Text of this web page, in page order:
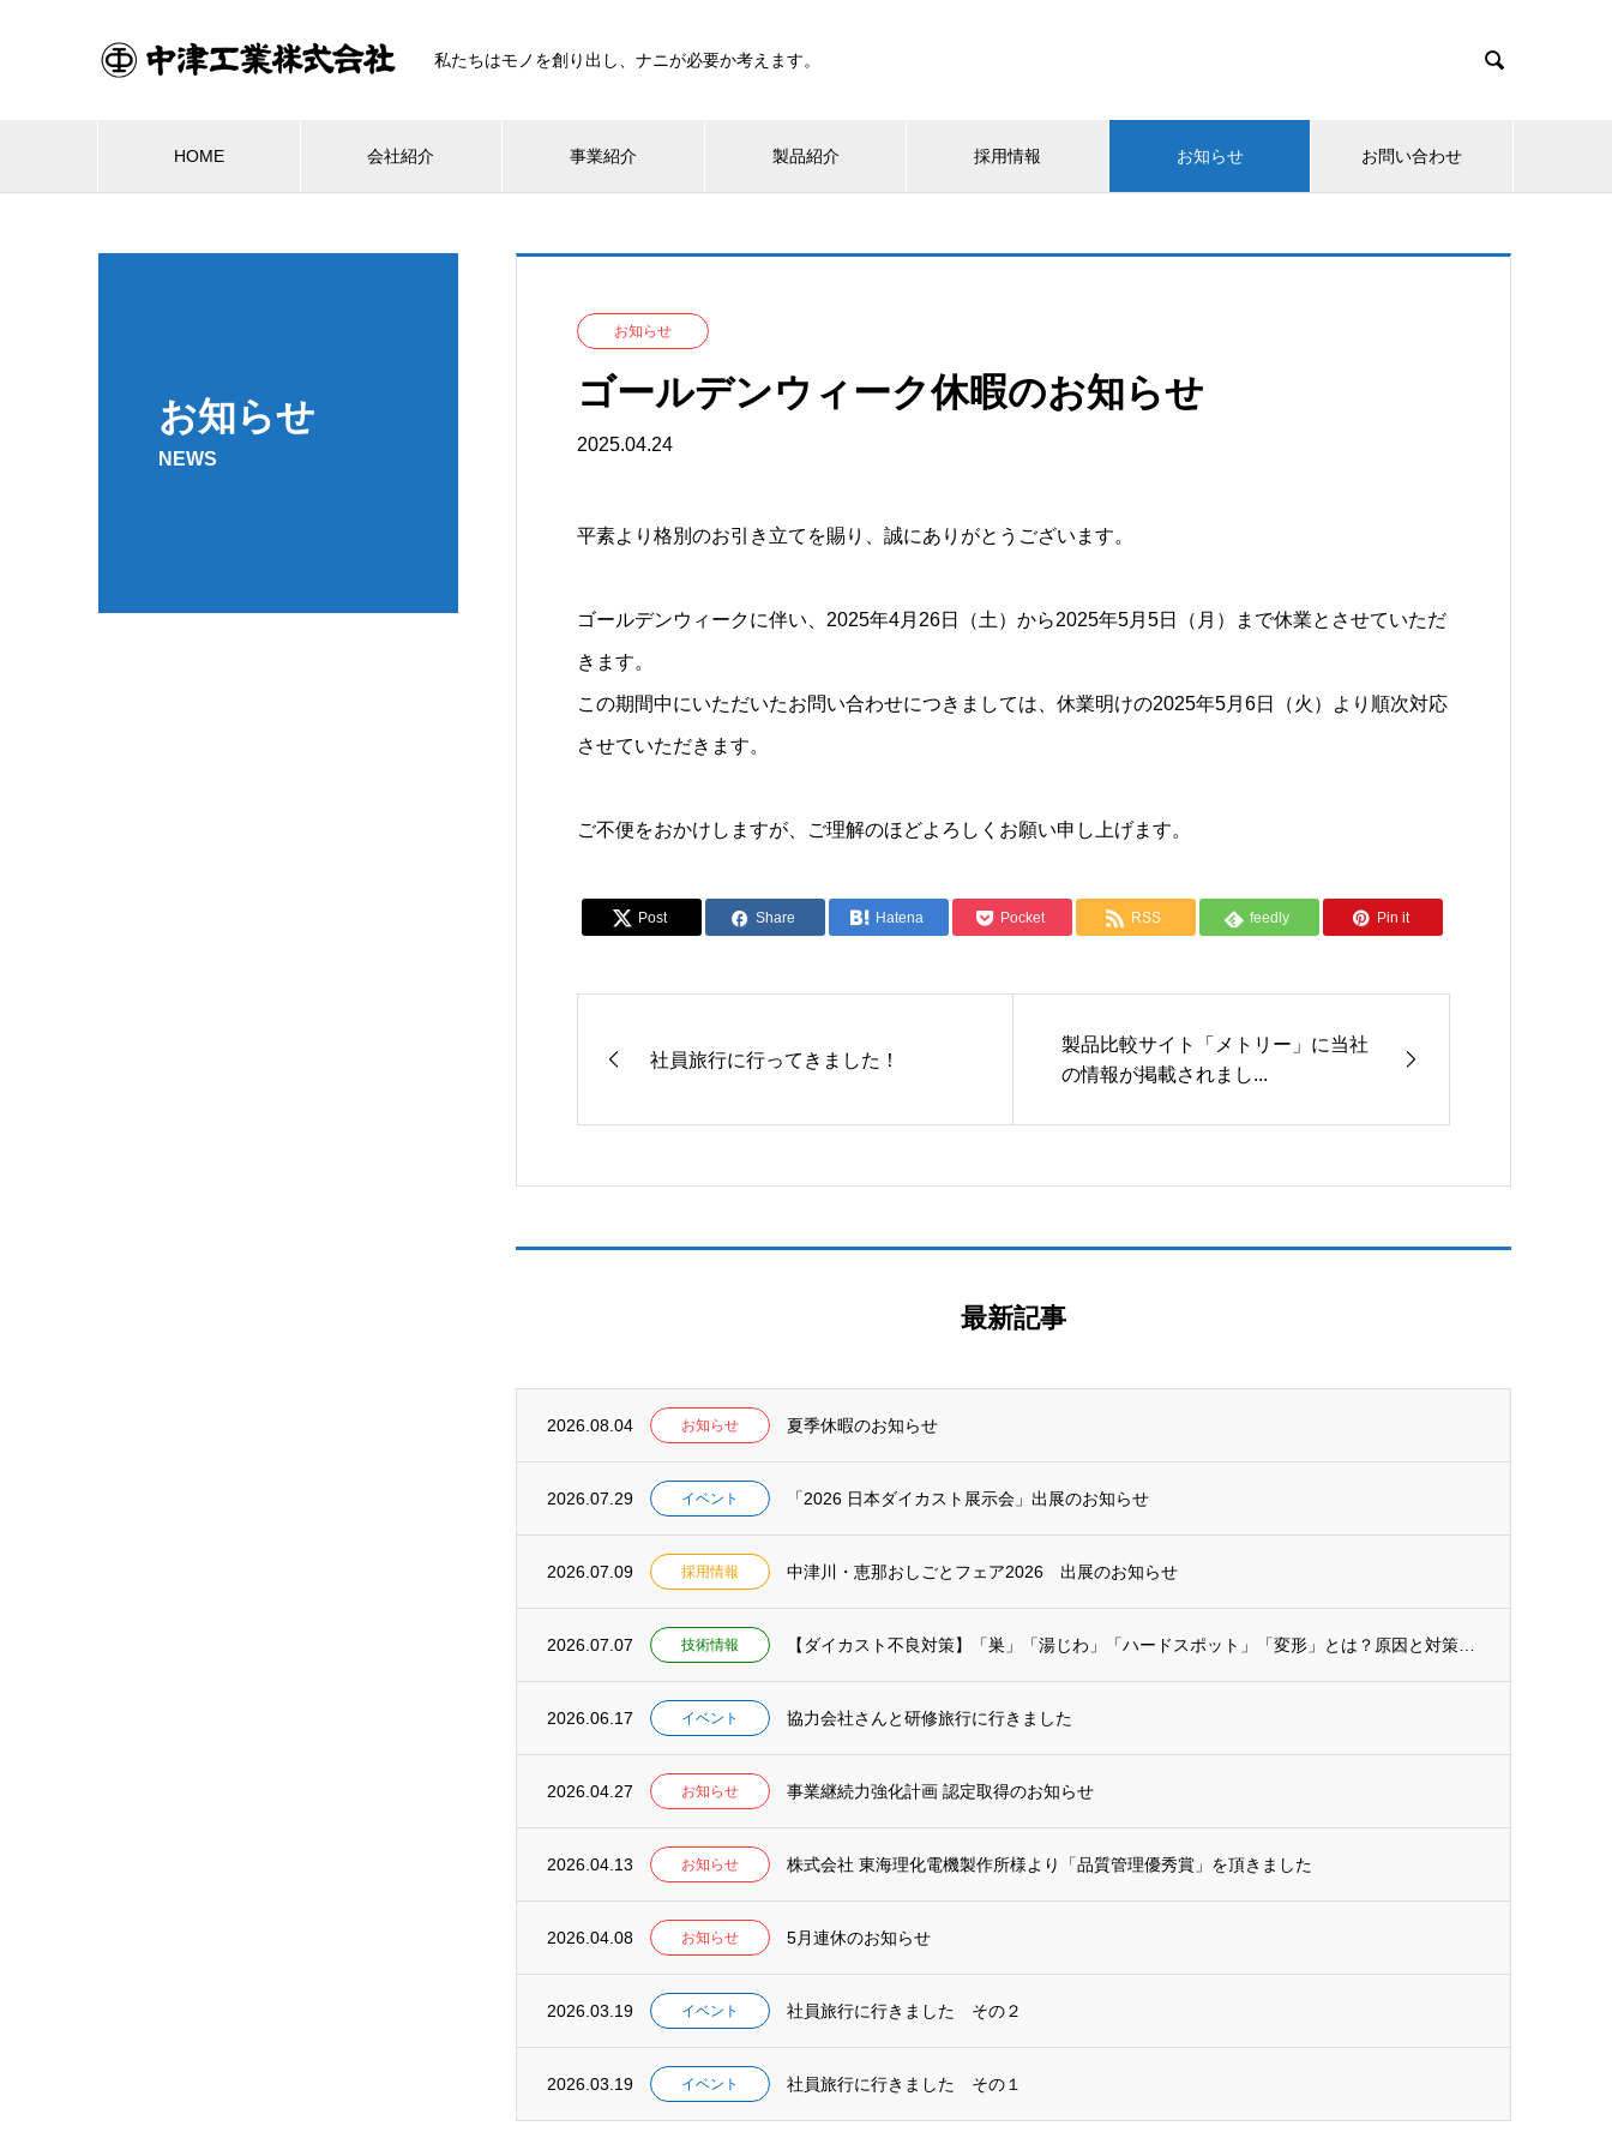
私たちはモノを創り出し、ナニが必要か考えます。 
HOME 会社紹介 事業紹介 製品紹介 採用情報 お知らせ お問い合わせ
お知らせ
NEWS
お知らせ
ゴールデンウィーク休暇のお知らせ
2025.04.24
平素より格別のお引き立てを賜り、誠にありがとうございます。
ゴールデンウィークに伴い、2025年4月26日（土）から2025年5月5日（月）まで休業とさせていただ
きます。
この期間中にいただいたお問い合わせにつきましては、休業明けの2025年5月6日（火）より順次対応
させていただきます。
ご不便をおかけしますが、ご理解のほどよろしくお願い申し上げます。
Post Share Hatena Pocket RSS feedly Pin it
社員旅行に行ってきました！
製品比較サイト「メトリー」に当社
の情報が掲載されまし...
最新記事
2026.08.04 お知らせ 夏季休暇のお知らせ
2026.07.29 イベント 「2026 日本ダイカスト展示会」出展のお知らせ
2026.07.09 採用情報 中津川・恵那おしごとフェア2026 出展のお知らせ
2026.07.07 技術情報
2026.06.17 イベント 協力会社さんと研修旅行に行きました
2026.04.27 お知らせ 事業継続力強化計画 認定取得のお知らせ
2026.04.13 お知らせ 株式会社 東海理化電機製作所様より「品質管理優秀賞」を頂きました
2026.04.08 お知らせ 5月連休のお知らせ
2026.03.19 イベント 社員旅行に行きました その２
2026.03.19 イベント 社員旅行に行きました その１